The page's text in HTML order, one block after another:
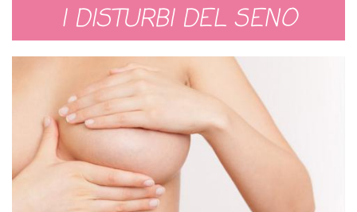
I DISTURBI DEL SENO